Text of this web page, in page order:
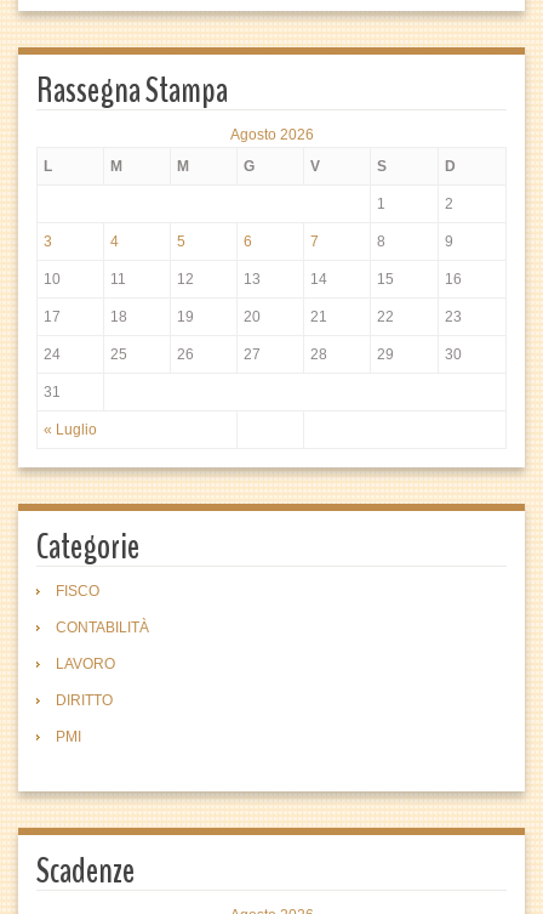
Rassegna Stampa
Agosto 2026
L
M M G V S D
« Luglio
1 2
3 4 5 6 7 8 9
10 11 12 13 14 15 16
17 18 19 20 21 22 23
24 25 26 27 28 29 30
31
Categorie
FISCO
CONTABILITÀ
LAVORO
DIRITTO
PMI
Scadenze